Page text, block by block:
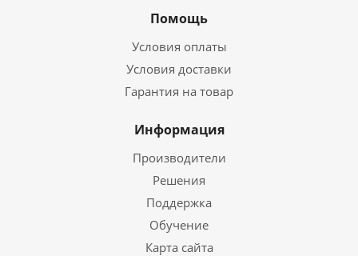
Помощь
Условия оплаты
Условия доставки
Гарантия на товар
Информация
Производители
Решения
Поддержка
Обучение
Карта сайта